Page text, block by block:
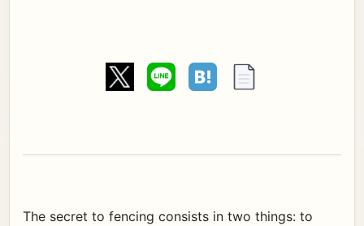
The secret to fencing consists in two things: to